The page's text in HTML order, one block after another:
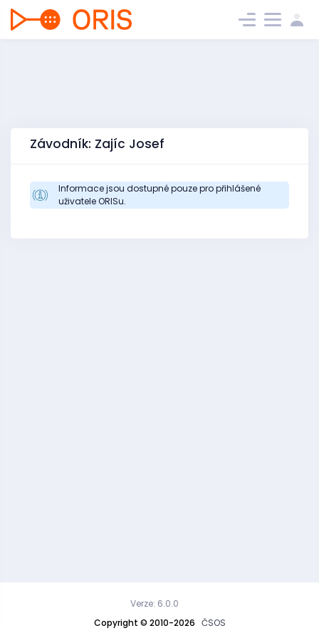
Závodník: Zajíc Josef
Informace jsou dostupné pouze pro přihlášené
uživatele ORISu.
Copyright © 2010-2026 ČSOS
Verze: 6.0.0